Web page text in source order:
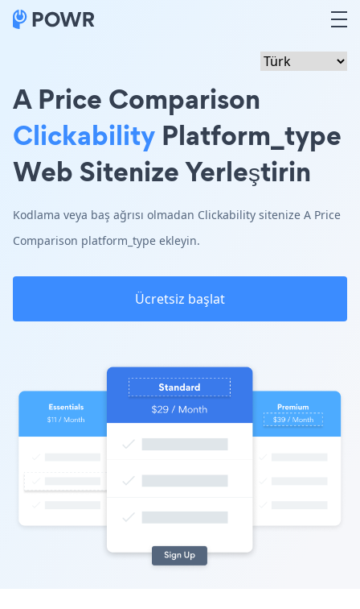
A Price Comparison
Clickability Platform_type
Web Sitenize Yerleştirin
Kodlama veya baş ağrısı olmadan Clickability sitenize A Price
Comparison platform_type ekleyin.
Ücretsiz başlat